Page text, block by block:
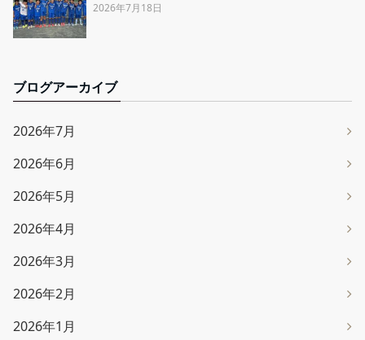
2026年7月18日
ブログアーカイブ
2026年7月
2026年6月
2026年5月
2026年4月
2026年3月
2026年2月
2026年1月